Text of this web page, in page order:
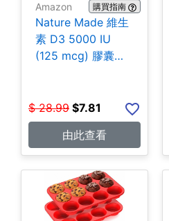
Amazon 購買指南
Nature Made 維生
素 D3 5000 IU
(125 mcg) 膠囊
$ 28.99 $7.81
由此查看